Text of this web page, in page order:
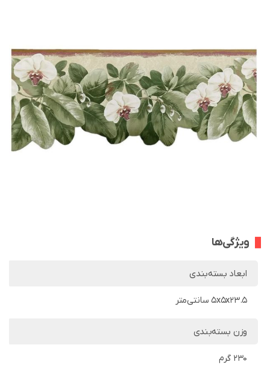
ویژگی‌ها
ابعاد بسته‌بندی
5x5x23.5 سانتی‌متر
وزن بسته‌بندی
230 گرم